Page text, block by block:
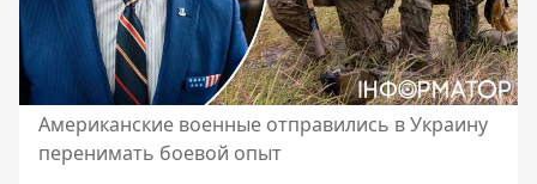
Американские военные отправились в Украину
перенимать боевой опыт